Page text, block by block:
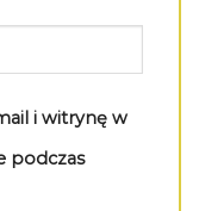
i witrynę w
podczas